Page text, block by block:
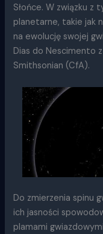
Słońce. W związku
planetarne, takie jak
na ewolucję swojej
Dias do Nescimento
Smithsonian (CfA).
Do zmierzenia spinu
ich jasności
plamami